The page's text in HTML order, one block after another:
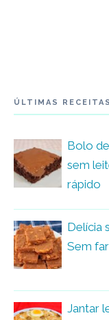
ÚLTIMAS RECEITAS
Bolo
sem
rápido
Delícia
Sem
Jantar